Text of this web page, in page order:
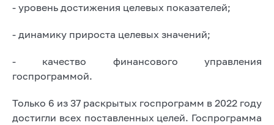
- уровень достижения целевых показателей;
- динамику прироста целевых значений;
- качество финансового управления
госпрограммой.
Только 6 из 37 раскрытых госпрограмм в 2022 году
достигли всех поставленных целей. Госпрограмма